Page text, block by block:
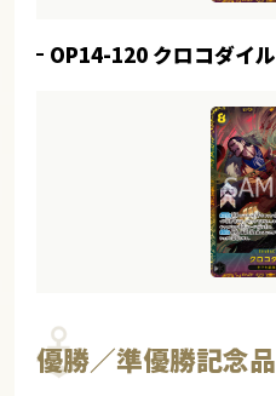
OP14-120 クロコダイル
優勝／準優勝記念品